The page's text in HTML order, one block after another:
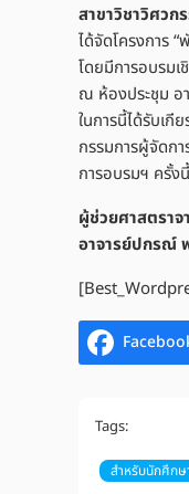
สาขาวิชาวิศวก
ได้จัดโครงการ
โดยมีการอบรม
ณ ห้องประชุม อ
ในการนี้ได้รับเ
กรรมการผู้จัดกา
การอบรมฯ ครั้ง
ผู้ช่วยศาสตรา
อาจารย์ปกรณ์
Tags:
สำหรับนักศึกษ